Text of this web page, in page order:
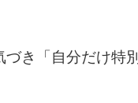
き「自分だけ特別